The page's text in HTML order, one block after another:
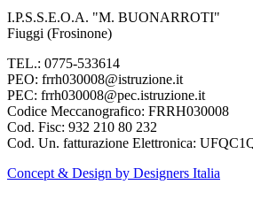
I.P.S.S.E.O.A. "M. BUONARROTI"
Fiuggi (Frosinone)
TEL.: 0775-533614
PEO: frrh030008@istruzione.it
PEC: frrh030008@pec.istruzione.it
Codice Meccanografico: FRRH030008
Cod. Fisc: 932 210 80 232
Cod. Un. fatturazione Elettronica:
Concept & Design by Designers Italia